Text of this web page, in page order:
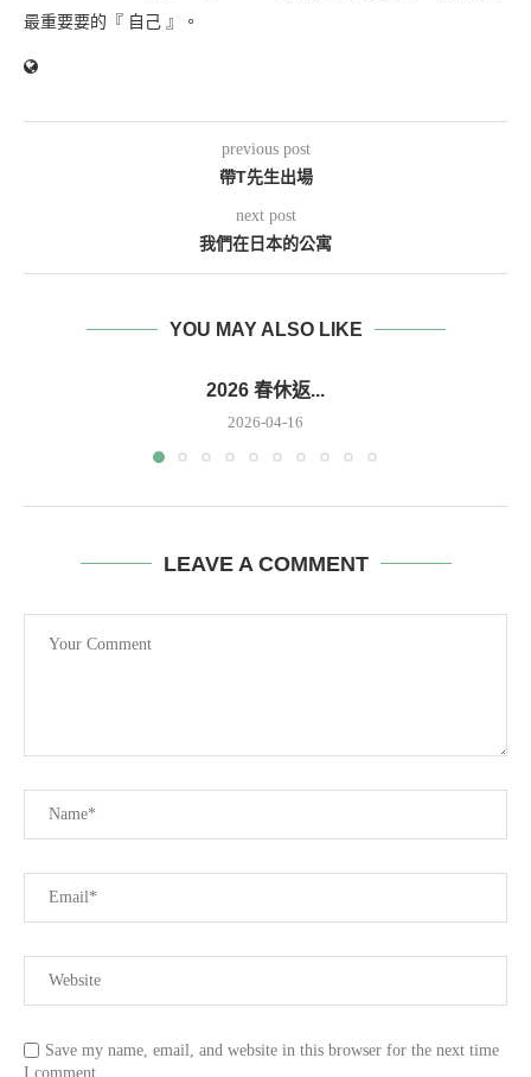
最重要要的『 自己 』。
previous post
帶T先生出場
next post
我們在日本的公寓
YOU MAY ALSO LIKE
2026 春休返...
2026-04-16
LEAVE A COMMENT
Save my name, email, and website in this browser for the next time
I comment.